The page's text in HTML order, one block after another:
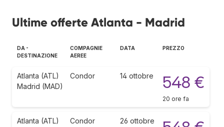
Ultime offerte Atlanta - Madrid
DA -
DESTINAZIONE
COMPAGNIE
AEREE
DATA PREZZO
Atlanta (ATL)
Madrid (MAD)
Condor 14 ottobre 548 €
20 ore fa
Atlanta (ATL)
Condor 26 ottobre